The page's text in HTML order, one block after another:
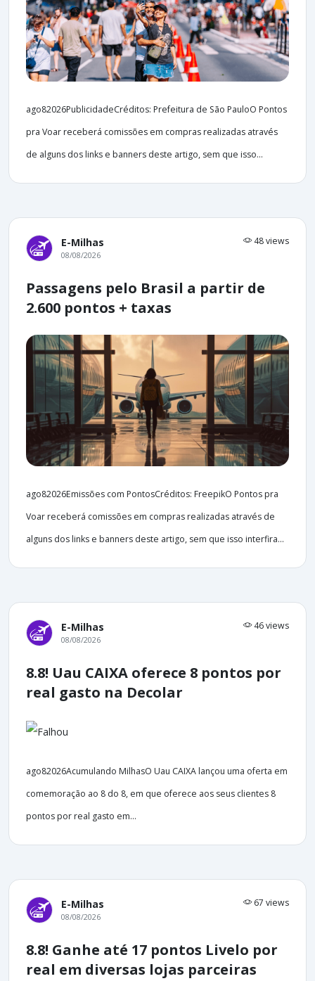
ago82026PublicidadeCréditos: Prefeitura de São PauloO Pontos
pra Voar receberá comissões em compras realizadas através
de alguns dos links e banners deste artigo, sem que isso...
E-Milhas 48 views
08/08/2026
Passagens pelo Brasil a partir de
2.600 pontos + taxas
ago82026Emissões com PontosCréditos: FreepikO Pontos pra
Voar receberá comissões em compras realizadas através de
alguns dos links e banners deste artigo, sem que isso interfira...
E-Milhas 46 views
08/08/2026
8.8! Uau CAIXA oferece 8 pontos por
real gasto na Decolar
ago82026Acumulando MilhasO Uau CAIXA lançou uma oferta em
comemoração ao 8 do 8, em que oferece aos seus clientes 8
pontos por real gasto em...
E-Milhas 67 views
08/08/2026
8.8! Ganhe até 17 pontos Livelo por
real em diversas lojas parceiras